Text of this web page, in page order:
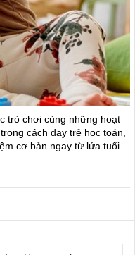
trò chơi cùng những hoạt
cách dạy trẻ học toán,
cơ bản ngay từ lứa tuổi